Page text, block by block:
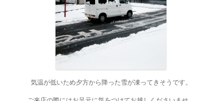
気温が低いため夕方から降った雪が凍ってきそうです。